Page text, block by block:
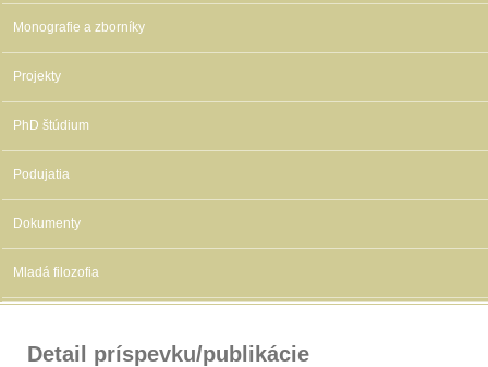
Monografie a zborníky
Projekty
PhD štúdium
Podujatia
Dokumenty
Mladá filozofia
Detail príspevku/publikácie